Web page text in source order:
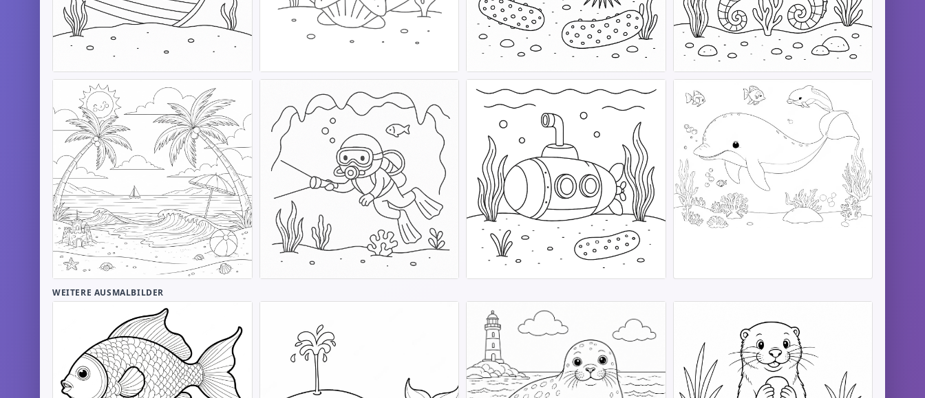
WEITERE AUSMALBILDER